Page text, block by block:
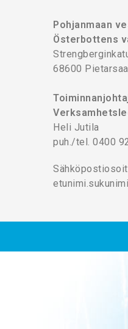
Pohjanmaan
Österbottens
68600
Heli Jutila
puh./tel. 0400